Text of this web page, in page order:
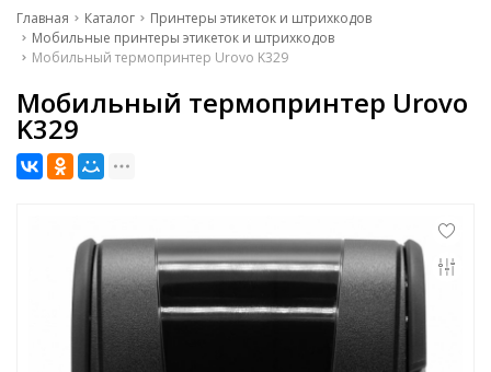
Сервис
Инфо
Контакты
Главная Каталог
Принтеры этикеток и штрихкодов
Мобильные принтеры этикеток и штрихкодов
Мобильный термопринтер Urovo K329
Мобильный термопринтер Urovo
K329